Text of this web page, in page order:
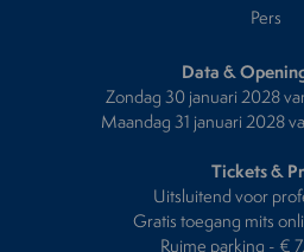
Pers
Data &
Zondag 30 januari 2028
Maandag 31 januari 2028
Tickets &
Uitsluitend voor
Gratis toegang mits
Ruime parking - €